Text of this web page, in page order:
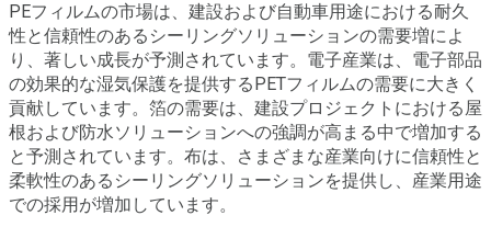
PEフィルムの市場は、建設および自動車用途における耐久
性と信頼性のあるシーリングソリューションの需要増によ
り、著しい成長が予測されています。電子産業は、電子部品
の効果的な湿気保護を提供するPETフィルムの需要に大きく
貢献しています。箔の需要は、建設プロジェクトにおける屋
根および防水ソリューションへの強調が高まる中で増加する
と予測されています。布は、さまざまな産業向けに信頼性と
柔軟性のあるシーリングソリューションを提供し、産業用途
での採用が増加しています。